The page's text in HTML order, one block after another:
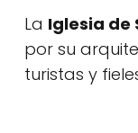
La Iglesia de
por su
turistas y